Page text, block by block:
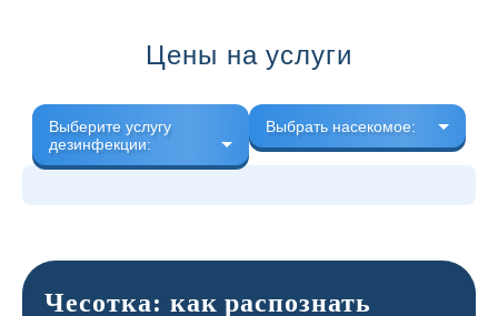
Цены на услуги
Выберите услугу
дезинфекции:
Выбрать насекомое:
Чесотка: как распознать